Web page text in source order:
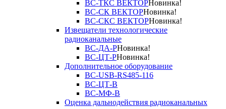
ВС-ТКС ВЕКТОРНовинка!
ВС-СК ВЕКТОРНовинка!
ВС-СКС ВЕКТОРНовинка!
Извещатели технологические
радиоканальные
ВС-ДА-РНовинка!
ВС-ЦТ-РНовинка!
Дополнительное оборудование
ВС-USB-RS485-116
ВС-ЦТ-В
ВС-МФ-В
Оценка дальнодействия радиоканальных